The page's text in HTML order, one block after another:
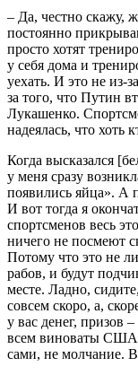
– Да, честно скажу,
постоянно
просто хотят
у себя дома и
уехать. И это не из-
за того, что Путин
Лукашенко.
надеялась, что хоть
Когда высказался
у меня сразу
появились яйца». А
И вот тогда я
спортсменов весь
ничего не посмеют
Потому что это не
рабов, и будут
месте. Ладно,
совсем скоро, а,
у вас денег, призов
всем виноваты
сами, не молчание.